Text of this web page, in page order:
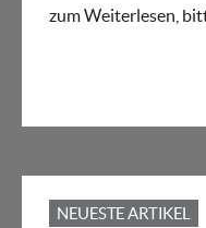
zum Weiterlesen,
NEUESTE ARTIKEL